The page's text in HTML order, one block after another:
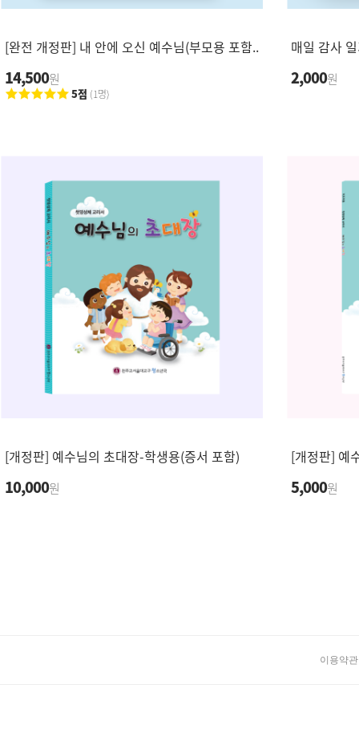
[완전 개정판] 내 안에 오신 예수님(부모용 포함..
14,500원
5점 (1명)
매일 감사
2,000원
[개정판] 예수님의 초대장-학생용(증서 포함)
10,000원
[개정판] 예
5,000원
이용약관